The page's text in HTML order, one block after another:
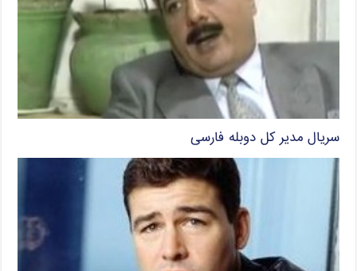
سریال مدیر کل دوبله فارسی